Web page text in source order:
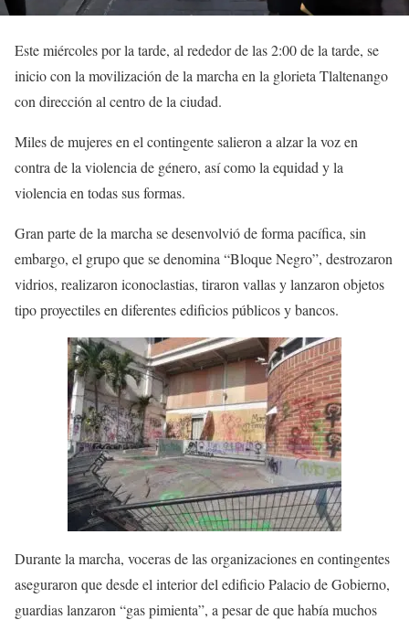
Este miércoles por la tarde, al rededor de las 2:00 de la tarde, se
inicio con la movilización de la marcha en la glorieta Tlaltenango
con dirección al centro de la ciudad.
Miles de mujeres en el contingente salieron a alzar la voz en
contra de la violencia de género, así como la equidad y la
violencia en todas sus formas.
Gran parte de la marcha se desenvolvió de forma pacífica, sin
embargo, el grupo que se denomina “Bloque Negro”, destrozaron
vidrios, realizaron iconoclastias, tiraron vallas y lanzaron objetos
tipo proyectiles en diferentes edificios públicos y bancos.
Durante la marcha, voceras de las organizaciones en contingentes
aseguraron que desde el interior del edificio Palacio de Gobierno,
guardias lanzaron “gas pimienta”, a pesar de que había muchos